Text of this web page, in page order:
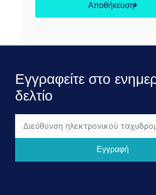
Αποθήκευση
Εγγραφείτε στο
δελτίο
Εγγραφή